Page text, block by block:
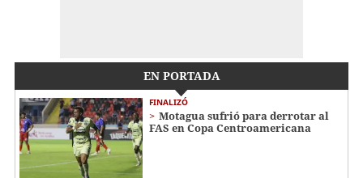
EN PORTADA
FINALIZÓ
Motagua sufrió para derrotar al
FAS en Copa Centroamericana